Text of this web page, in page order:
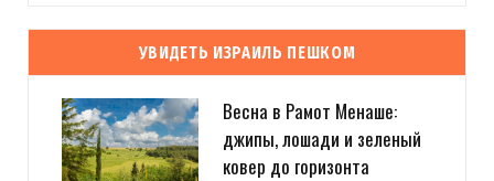
УВИДЕТЬ ИЗРАИЛЬ ПЕШКОМ
Весна в Рамот Менаше:
джипы, лошади и зеленый
ковер до горизонта